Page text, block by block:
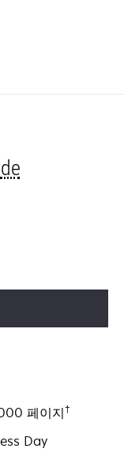
de
페이지†
Day